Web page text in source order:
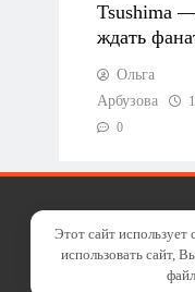
Tsushima
ждать
Ольга
Арбузова
0
2026.
Этот сайт
использовать сайт,